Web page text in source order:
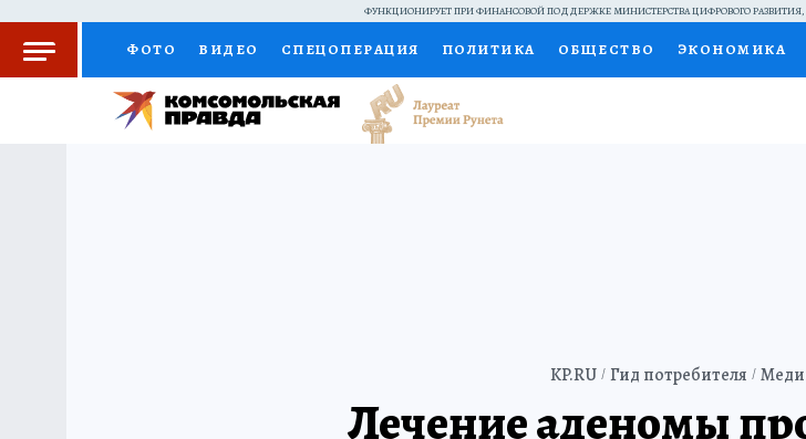
ФУНКЦИОНИРУЕТ ПРИ ФИНАНСОВОЙ ПОДДЕРЖКЕ МИНИСТЕРСТВА ЦИФРОВОГО
ФОТО ВИДЕО СПЕЦОПЕРАЦИЯ ПОЛИТИКА ОБЩЕСТВО ЭКОНОМИКА
КОЛУМНИСТЫ ПРОИСШЕСТВИЯ НАЦИОНАЛЬНЫЕ ПРОЕКТЫ РОССИИ
KP.RU Гид потребителя
Лечение аденомы